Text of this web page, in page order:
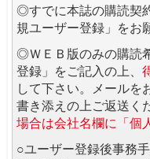
◎すでに本誌の購読契
規ユーザー登録」をお
◎ＷＥＢ版のみの購読
登録」をご記入の上、
して下さい。メールを
書き添えの上ご返送く
場合は会社名欄に「個
○ユーザー登録後事務